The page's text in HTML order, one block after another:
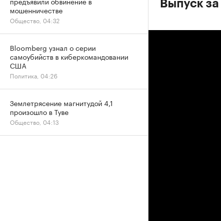
Выпуск
мошенничестве
Общество, 04:32
Bloomberg узнал о серии
самоубийств в киберкомандовании
США
Политика, 04:26
Землетрясение магнитудой 4,1
произошло в Туве
Общество, 04:13